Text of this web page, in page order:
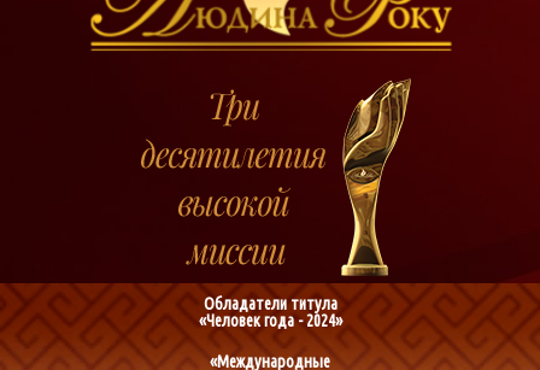
Обладатели титула
«Человек года - 2024»
«Международные